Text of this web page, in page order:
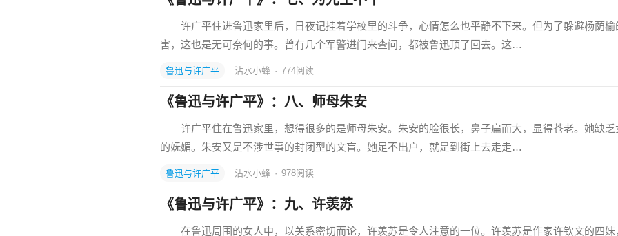
许广平住进鲁迅家里后，日夜记挂着学校里的斗争，心情怎么也平静不下来。但为了躲避杨荫榆
害，这也是无可奈何的事。曾有几个军警进门来查问，都被鲁迅顶了回去。这…
鲁迅与许广平 沾水小蜂 · 774阅读
《鲁迅与许广平》：八、师母朱安
许广平住在鲁迅家里，想得很多的是师母朱安。朱安的脸很长，鼻子扁而大，显得苍老。她缺乏
的妩媚。朱安又是不涉世事的封闭型的文盲。她足不出户，就是到街上去走走…
鲁迅与许广平 沾水小蜂 · 978阅读
《鲁迅与许广平》：九、许羡苏
在鲁迅周围的女人中，以关系密切而论，许羡苏是令人注意的一位。许羡苏是作家许钦文的四妹